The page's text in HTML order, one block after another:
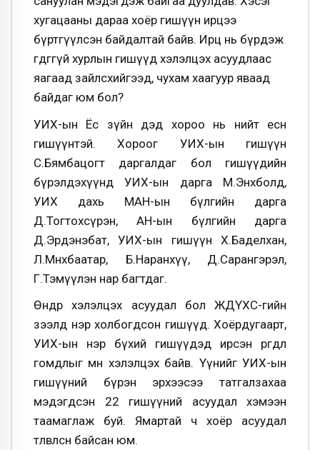
хугацааны дараа хоёр гишүүн ирцээ
бүртгүүлсэн байдалтай байв. Ирц нь бүрдэж
өгдөггүй хурлын гишүүд хэлэлцэх асуудлаас
яагаад зайлсхийгээд, чухам хаагуур яваад
байдаг юм бол?
УИХ-ын Ёс зүйн дэд хороо нь нийт есөн
гишүүнтэй. Хороог УИХ-ын гишүүн
С.Бямбацогт даргалдаг бол гишүүдийн
бүрэлдэхүүнд УИХ-ын дарга М.Энхболд,
УИХ дахь МАН-ын бүлгийн дарга
Д.Тогтохсүрэн, АН-ын бүлгийн дарга
Д.Эрдэнэбат, УИХ-ын гишүүн Х.Баделхан,
Л.Мөнхбаатар, Б.Наранхүү, Д.Сарангэрэл,
Г.Тэмүүлэн нар багтдаг.
Өнөөдөр хэлэлцэх асуудал бол ЖДҮХС-гийн
зээлд нэр холбогдсон гишүүд. Хоёрдугаарт,
УИХ-ын нэр бүхий гишүүдэд ирсэн өргөдөл
гомдлыг мөн хэлэлцэх байв. Үүнийг УИХ-ын
гишүүний бүрэн эрхээсээ татгалзахаа
мэдэгдсэн 22 гишүүний асуудал хэмээн
таамаглаж буй. Ямартай ч хоёр асуудал
төлөвлөсөн байсан юм.